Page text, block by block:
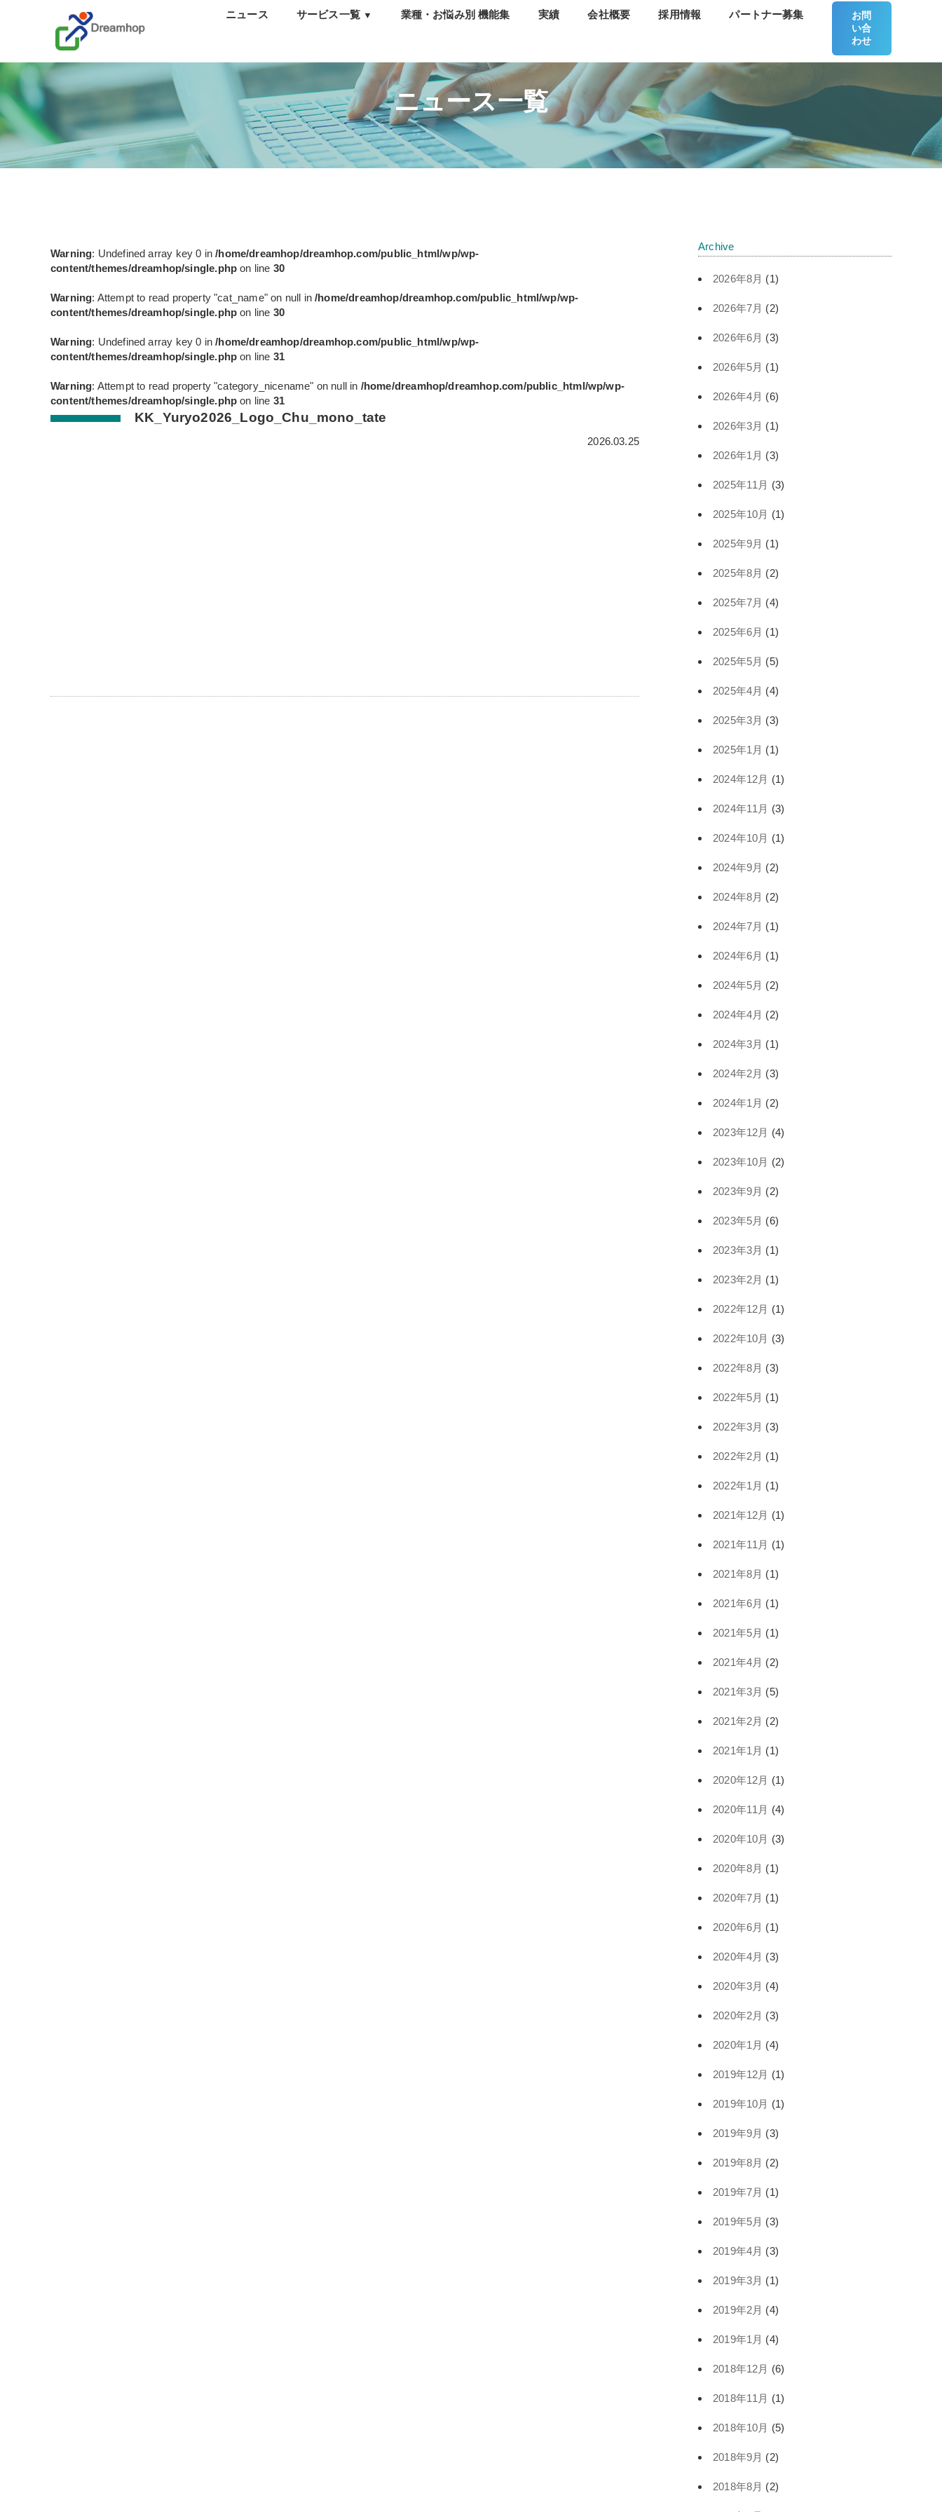
ニュース サービス一覧 ▼
ストレスチェック
カウンセリング・相談窓
口研修・e-learning
分析・報告会
離職防止サーベイ
業種・お悩み別 機能集 実績 会社概要 採用情報 パートナー募集
お問
い合
わせ
ニュース一覧
Warning: Undefined array key 0 in/home/dreamhop/dreamhop.com/public_html/wp/wp-
content/themes/dreamhop/single.php on line 30
Warning: Attempt to read property "cat_name" on null in/home/dreamhop/dreamhop.com/public_html/wp/wp-
content/themes/dreamhop/single.php on line 30
Warning: Undefined array key 0 in/home/dreamhop/dreamhop.com/public_html/wp/wp-
content/themes/dreamhop/single.php on line 31
Warning: Attempt to read property "category_nicename" on null in /home/dreamhop/dreamhop.com/public_html/wp/wp-
content/themes/dreamhop/single.php on line 31
KK_Yuryo2026_Logo_Chu_mono_tate
2026.03.25
Archive
2026年8月 (1)
2026年7月 (2)
2026年6月 (3)
2026年5月 (1)
2026年4月 (6)
2026年3月 (1)
2026年1月 (3)
2025年11月 (3)
2025年10月 (1)
2025年9月 (1)
2025年8月 (2)
2025年7月 (4)
2025年6月 (1)
2025年5月 (5)
2025年4月 (4)
2025年3月 (3)
2025年1月 (1)
2024年12月 (1)
2024年11月 (3)
2024年10月 (1)
2024年9月 (2)
2024年8月 (2)
2024年7月 (1)
2024年6月 (1)
2024年5月 (2)
2024年4月 (2)
2024年3月 (1)
2024年2月 (3)
2024年1月 (2)
2023年12月 (4)
2023年10月 (2)
2023年9月 (2)
2023年5月 (6)
2023年3月 (1)
2023年2月 (1)
2022年12月 (1)
2022年10月 (3)
2022年8月 (3)
2022年5月 (1)
2022年3月 (3)
2022年2月 (1)
2022年1月 (1)
2021年12月 (1)
2021年11月 (1)
2021年8月 (1)
2021年6月 (1)
2021年5月 (1)
2021年4月 (2)
2021年3月 (5)
2021年2月 (2)
2021年1月 (1)
2020年12月 (1)
2020年11月 (4)
2020年10月 (3)
2020年8月 (1)
2020年7月 (1)
2020年6月 (1)
2020年4月 (3)
2020年3月 (4)
2020年2月 (3)
2020年1月 (4)
2019年12月 (1)
2019年10月 (1)
2019年9月 (3)
2019年8月 (2)
2019年7月 (1)
2019年5月 (3)
2019年4月 (3)
2019年3月 (1)
2019年2月 (4)
2019年1月 (4)
2018年12月 (6)
2018年11月 (1)
2018年10月 (5)
2018年9月 (2)
2018年8月 (2)